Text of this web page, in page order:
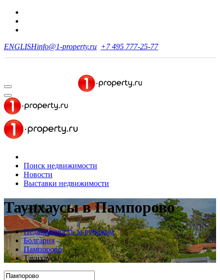
ENGLISHinfo@1-property.ru +7 495 777-25-77
Поиск недвижимости
Новости
Выставки недвижимости
Таунхаусыв Пампорово
Недвижимость за рубежом
Болгария
Пампорово
Таунхаусы